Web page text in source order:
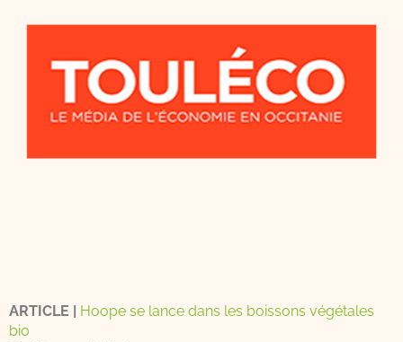
ARTICLE | Hoope se lance dans les boissons végétales
bio